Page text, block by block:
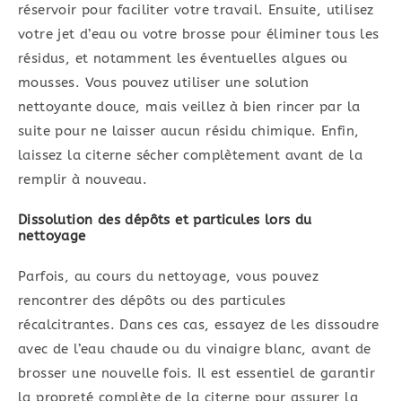
réservoir pour faciliter votre travail. Ensuite, utilisez
votre jet d’eau ou votre brosse pour éliminer tous les
résidus, et notamment les éventuelles algues ou
mousses. Vous pouvez utiliser une solution
nettoyante douce, mais veillez à bien rincer par la
suite pour ne laisser aucun résidu chimique. Enfin,
laissez la citerne sécher complètement avant de la
remplir à nouveau.
Dissolution des dépôts et particules lors du
nettoyage
Parfois, au cours du nettoyage, vous pouvez
rencontrer des dépôts ou des particules
récalcitrantes. Dans ces cas, essayez de les dissoudre
avec de l’eau chaude ou du vinaigre blanc, avant de
brosser une nouvelle fois. Il est essentiel de garantir
la propreté complète de la citerne pour assurer la